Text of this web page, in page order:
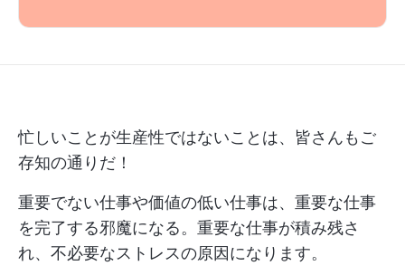
忙しいことが生産性ではないことは、皆さんもご
存知の通りだ！
重要でない仕事や価値の低い仕事は、重要な仕事
を完了する邪魔になる。重要な仕事が積み残さ
れ、不必要なストレスの原因になります。